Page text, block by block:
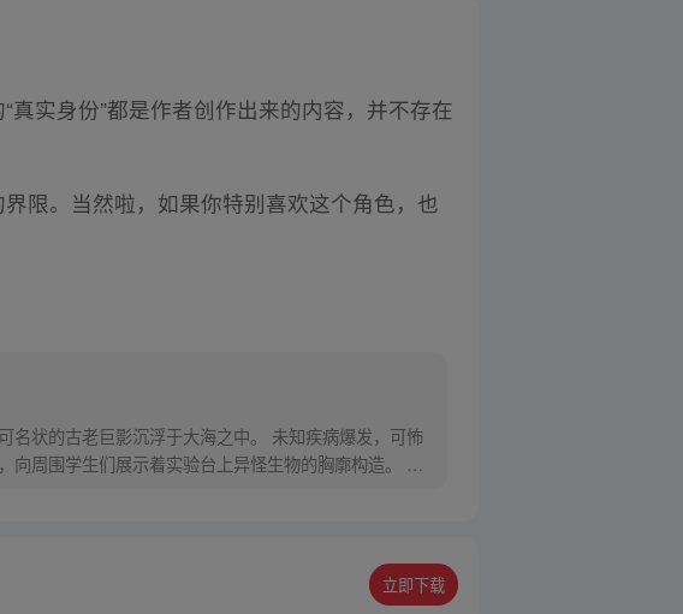
实身份”都是作者创作出来的内容，并不存在
限。当然啦，如果你特别喜欢这个角色，也
名状的古老巨影沉浮于大海之中。 未知疾病爆发，可怖
周围学生们展示着实验台上异怪生物的胸廓构造。 神
立即下载